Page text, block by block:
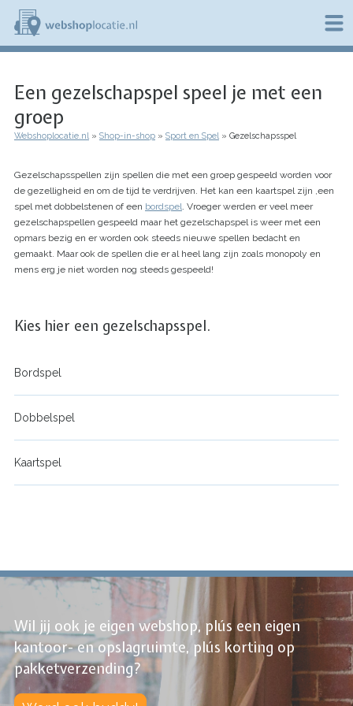
Overslaan
naar
de
b
s
h
o
p
o
c
i
e
.
n
Een gezelschapspel speel je met een
groep
Kruimelpad
Webshoplocatie.nl Shop-in-shop Sport en Spel Gezelschapsspel
Gezelschapsspellen zijn spellen die met een groep gespeeld worden voor
de gezelligheid en om de tijd te verdrijven. Het kan een kaartspel zijn ,een
spel met dobbelstenen of een bordspel . Vroeger werden er veel meer
gezelschapspellen gespeeld maar het gezelschapspel is weer met een
opmars bezig en er worden ook steeds nieuwe spellen bedacht en
gemaakt. Maar ook de spellen die er al heel lang zijn zoals monopoly en
mens erg je niet worden nog steeds gespeeld!
Kies hier een gezelschapsspel.
Bordspel
Dobbelspel
Kaartspel
Wil jij ook je eigen webshop, plús een eigen
kantoor- en opslagruimte, plús korting op
pakketverzending?